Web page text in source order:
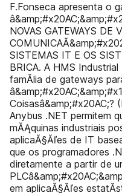
F.Fonseca apresenta o
NOVAS GATEWAYS DE
SISTEMAS IT E OS
BRICA. A HMS
famĂ­lia de gateways
Coisasâ&amp;#x20AC;?
Anybus .NET permitem
mĂĄquinas industriais
aplicaĂ§Ăľes de IT
que os programadores
diretamente a partir de
em aplicaĂ§Ăľes